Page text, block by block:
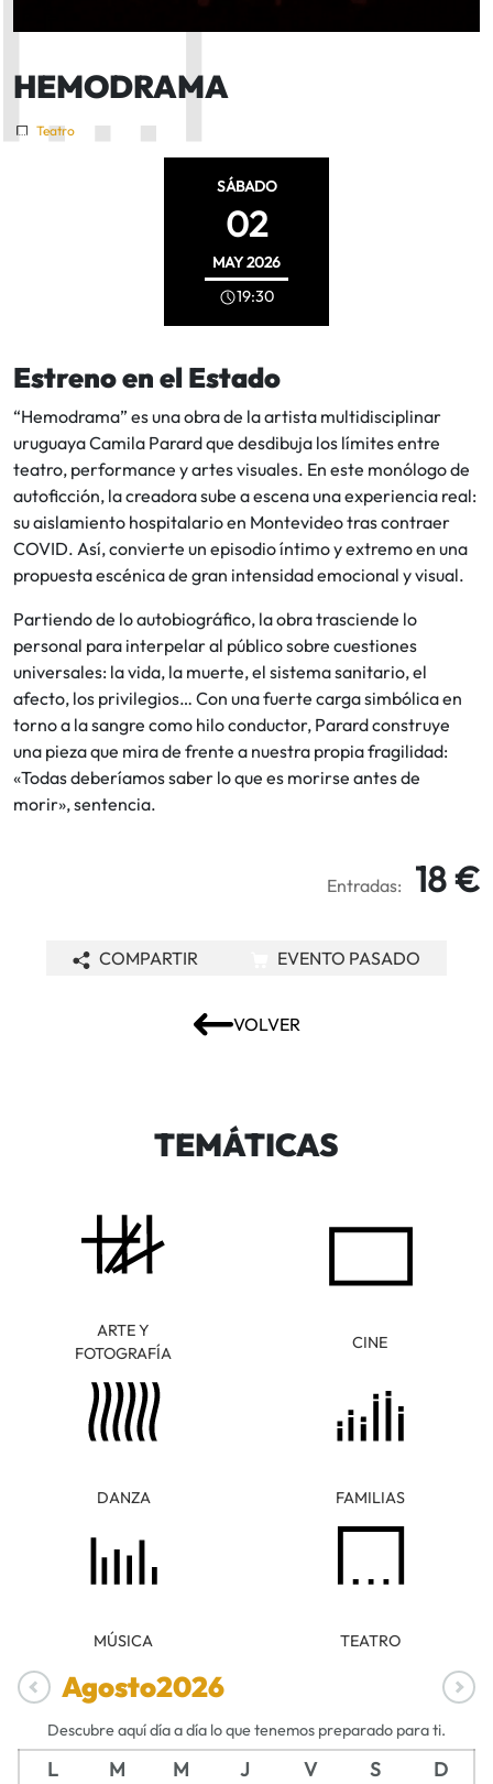
HEMODRAMA
Teatro
SÁBADO
02
MAY2026
19:30
Estreno en el Estado
“Hemodrama” es una obra de la artista multidisciplinar
uruguaya Camila Parard que desdibuja los límites entre
teatro, performance y artes visuales. En este monólogo de
autoficción, la creadora sube a escena una experiencia real:
su aislamiento hospitalario en Montevideo tras contraer
COVID. Así, convierte un episodio íntimo y extremo en una
propuesta escénica de gran intensidad emocional y visual.
Partiendo de lo autobiográfico, la obra trasciende lo
personal para interpelar al público sobre cuestiones
universales: la vida, la muerte, el sistema sanitario, el
afecto, los privilegios… Con una fuerte carga simbólica en
torno a la sangre como hilo conductor, Parard construye
una pieza que mira de frente a nuestra propia fragilidad:
«Todas deberíamos saber lo que es morirse antes de
morir», sentencia.
Entradas: 18 €
VOLVER
COMPARTIR EVENTO PASADO
TEMÁTICAS
ARTE Y
FOTOGRAFÍA
CINE
DANZA FAMILIAS
MÚSICA TEATRO
Agosto2026
Descubre aquí día a día lo que tenemos preparado para ti.
L M M J V S D